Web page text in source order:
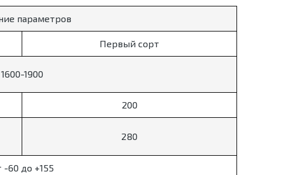
параметров
Первый сорт
1600-1900
200
280
-60 до +155